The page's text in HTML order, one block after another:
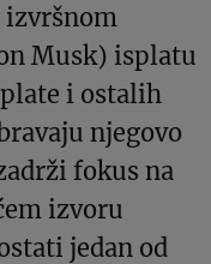
Musk) isplatu
i ostalih
njegovo
fokus na
izvoru
jedan od